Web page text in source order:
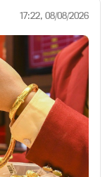
17:22, 08/08/2026